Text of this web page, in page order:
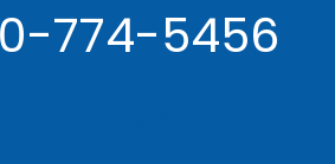
774-5456